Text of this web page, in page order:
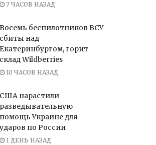
7 ЧАСОВ НАЗАД
Восемь беспилотников ВСУ
сбиты над
Екатеринбургом, горит
склад Wildberries
10 ЧАСОВ НАЗАД
США нарастили
разведывательную
помощь Украине для
ударов по России
1 ДЕНЬ НАЗАД